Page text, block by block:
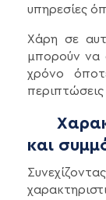
υπηρεσίες
Χάρη σε
μπορούν να
χρόνο
και